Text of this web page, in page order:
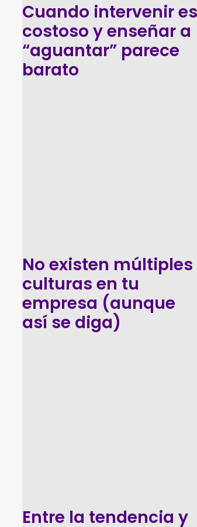
Cuando intervenir es
costoso y enseñar a
“aguantar” parece
barato
No existen múltiples
culturas en tu
empresa (aunque
así se diga)
Entre la tendencia y